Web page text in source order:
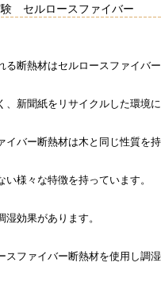
験 セルロースファイバー
る断熱材はセルロースファイバー
、新聞紙をリサイクルした環境に
イバー断熱材は木と同じ性質を持
い様々な特徴を持っています。
湿効果があります。
スファイバー断熱材を使用し調